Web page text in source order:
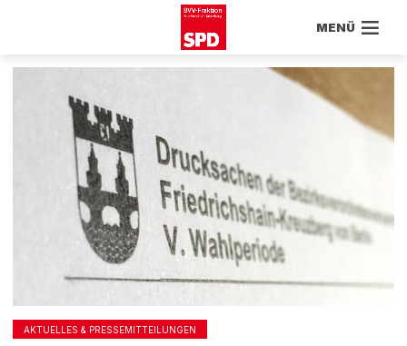
MENÜ
AKTUELLES & PRESSEMITTEILUNGEN